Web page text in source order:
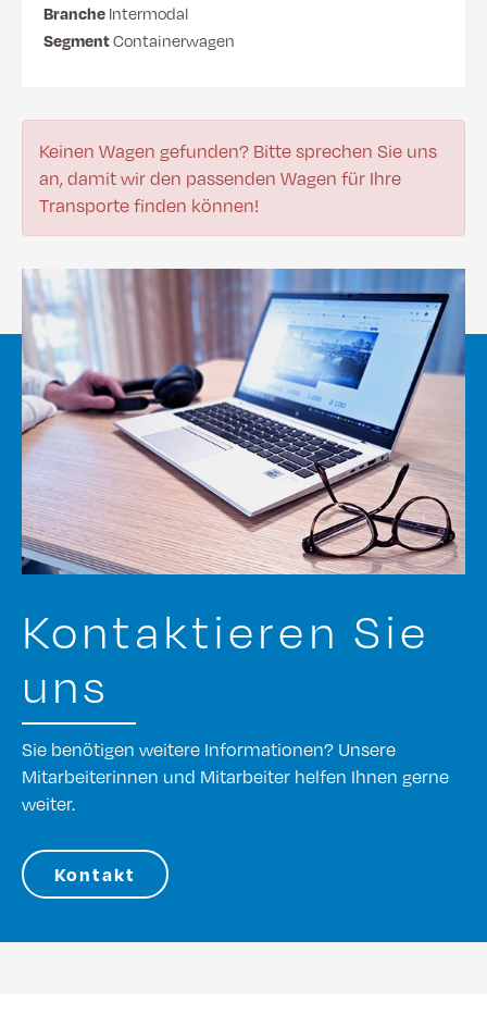
Branche Intermodal
SegmentContainerwagen
Keinen Wagen gefunden? Bitte sprechen Sie uns
an, damit wir den passenden Wagen für Ihre
Transporte finden können!
Kontaktieren Sie
uns
Sie benötigen weitere Informationen? Unsere
Mitarbeiterinnen und Mitarbeiter helfen Ihnen gerne
weiter.
Kontakt